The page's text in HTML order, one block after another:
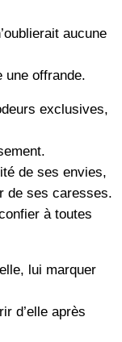
aucune
une offrande.
exclusives,
de ses envies,
de ses caresses.
à toutes
lui marquer
d’elle après